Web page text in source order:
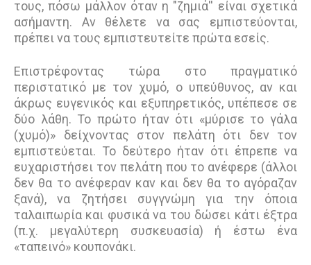
τους, πόσω μάλλον όταν η "ζημιά'' είναι σχετικά
ασήμαντη. Αν θέλετε να σας εμπιστεύονται,
πρέπει να τους εμπιστευτείτε πρώτα εσείς.
Επιστρέφοντας τώρα στο πραγματικό
περιστατικό με τον χυμό, ο υπεύθυνος, αν και
άκρως ευγενικός και εξυπηρετικός, υπέπεσε σε
δύο λάθη. Το πρώτο ήταν ότι «μύρισε το γάλα
(χυμό)» δείχνοντας στον πελάτη ότι δεν τον
εμπιστεύεται. Το δεύτερο ήταν ότι έπρεπε να
ευχαριστήσει τον πελάτη που το ανέφερε (άλλοι
δεν θα το ανέφεραν καν και δεν θα το αγόραζαν
ξανά), να ζητήσει συγγνώμη για την όποια
ταλαιπωρία και φυσικά να του δώσει κάτι έξτρα
(π.χ. μεγαλύτερη συσκευασία) ή έστω ένα
«ταπεινό» κουπονάκι.